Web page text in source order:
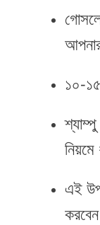
আপনার
১০-১৫
নিয়মে
এই